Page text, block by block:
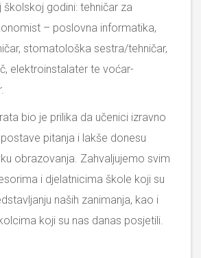
školskoj godini: tehničar za
– poslovna informatika,
stomatološka sestra/tehničar,
elektroinstalater te voćar-
bio je prilika da učenici izravno
pitanja i lakše donesu
obrazovanja. Zahvaljujemo svim
i djelatnicima škole koji su
naših zanimanja, kao i
koji su nas danas posjetili.